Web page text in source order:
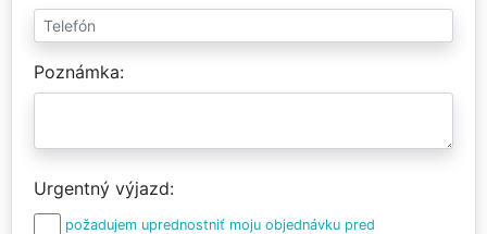
Poznámka
Urgentný výjazd
požadujem uprednostniť moju objednávku pred